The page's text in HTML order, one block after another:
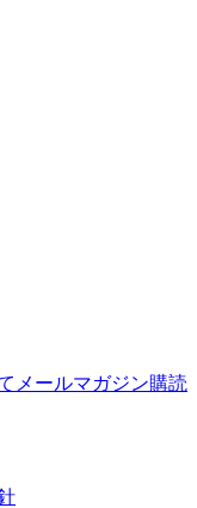
メールマガジン購読